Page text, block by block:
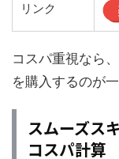
リンク
コスパ重視なら
を購入するのが
スムーズス
コスパ計算